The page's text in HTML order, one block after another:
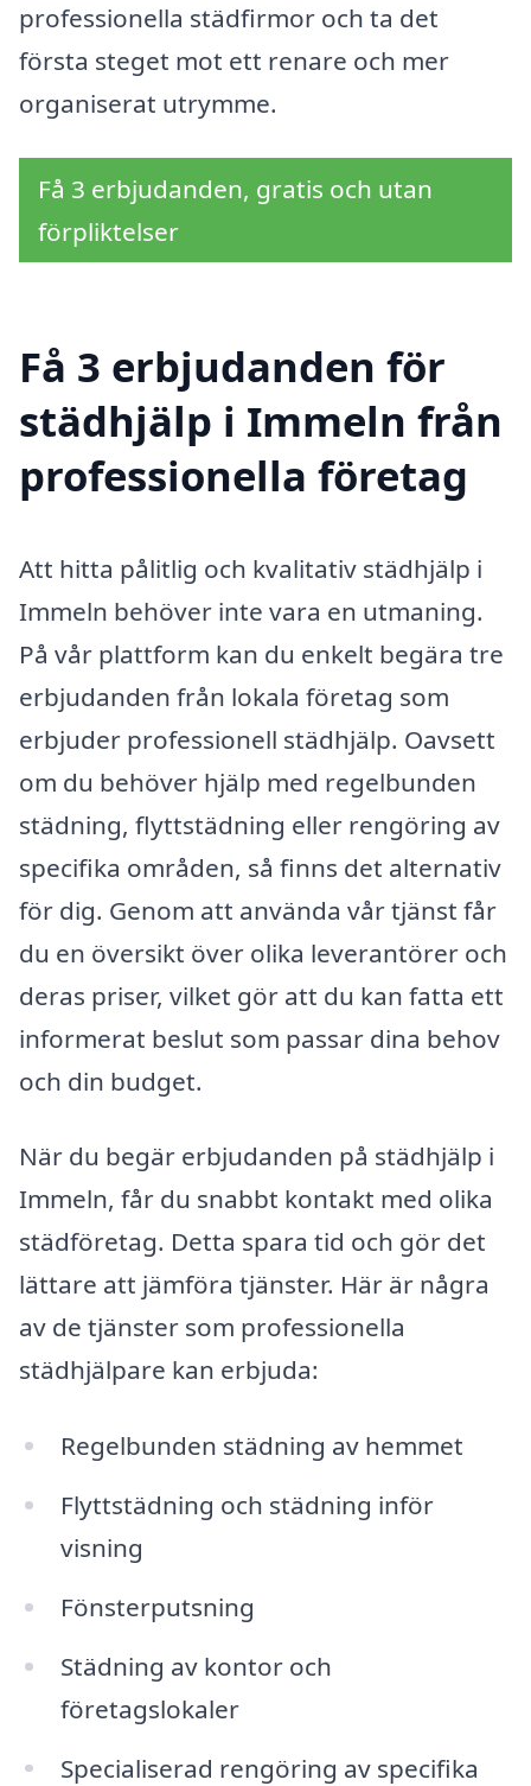
professionella städfirmor och ta det
första steget mot ett renare och mer
organiserat utrymme.
Få 3 erbjudanden, gratis och utan
förpliktelser
Få 3 erbjudanden för
städhjälp i Immeln från
professionella företag
Att hitta pålitlig och kvalitativ städhjälp i
Immeln behöver inte vara en utmaning.
På vår plattform kan du enkelt begära tre
erbjudanden från lokala företag som
erbjuder professionell städhjälp. Oavsett
om du behöver hjälp med regelbunden
städning, flyttstädning eller rengöring av
specifika områden, så finns det alternativ
för dig. Genom att använda vår tjänst får
du en översikt över olika leverantörer och
deras priser, vilket gör att du kan fatta ett
informerat beslut som passar dina behov
och din budget.
När du begär erbjudanden på städhjälp i
Immeln, får du snabbt kontakt med olika
städföretag. Detta spara tid och gör det
lättare att jämföra tjänster. Här är några
av de tjänster som professionella
städhjälpare kan erbjuda:
Regelbunden städning av hemmet
Flyttstädning och städning inför
visning
Fönsterputsning
Städning av kontor och
företagslokaler
Specialiserad rengöring av specifika